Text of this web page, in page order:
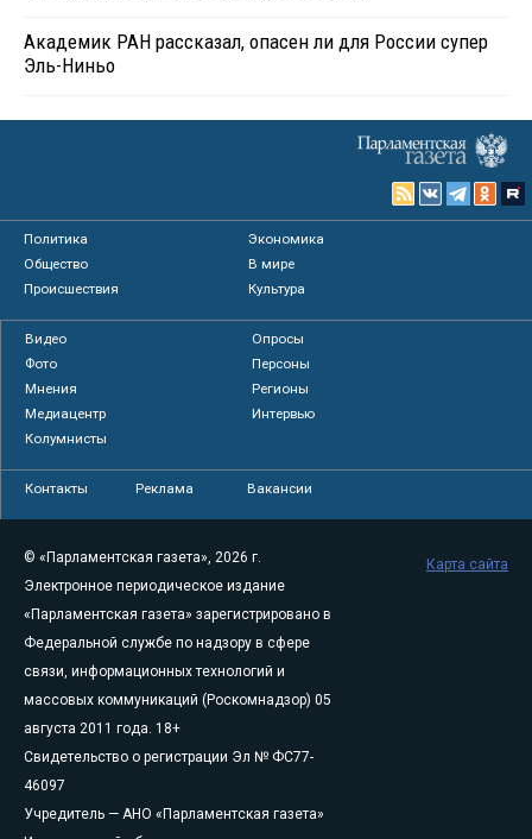
Академик РАН рассказал, опасен ли для России супер
Эль-Ниньо
Политика
Экономика
Общество
В мире
Происшествия
Культура
Видео
Опросы
Фото
Персоны
Мнения
Регионы
Медиацентр
Интервью
Колумнисты
Контакты Реклама Вакансии
© «Парламентская газета», 2026 г.
Электронное периодическое издание
«Парламентская газета» зарегистрировано в
Федеральной службе по надзору в сфере
связи, информационных технологий и
массовых коммуникаций (Роскомнадзор) 05
августа 2011 года. 18+
Свидетельство о регистрации Эл № ФС77-
46097
Учредитель — АНО «Парламентская газета»
Карта сайта